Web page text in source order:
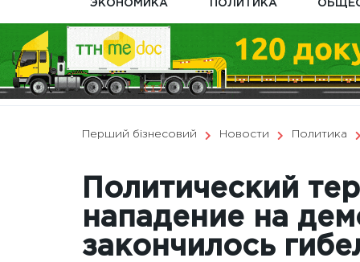
ЭКОНОМИКА ПОЛИТИКА
Перший бізнесовий Новости Политика
Политический
нападение на
закончилось